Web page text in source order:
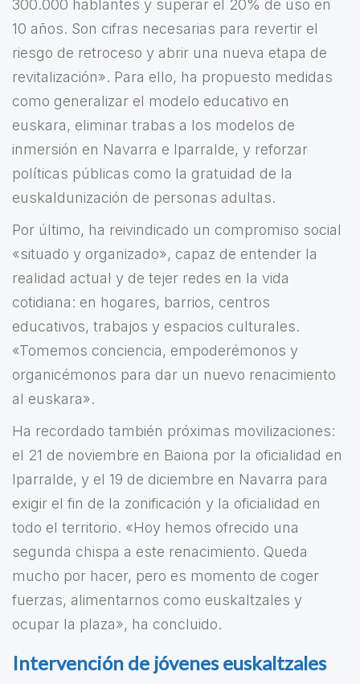
300.000 hablantes y superar el 20% de uso en
10 años. Son cifras necesarias para revertir el
riesgo de retroceso y abrir una nueva etapa de
revitalización». Para ello, ha propuesto medidas
como generalizar el modelo educativo en
euskara, eliminar trabas a los modelos de
inmersión en Navarra e Iparralde, y reforzar
políticas públicas como la gratuidad de la
euskaldunización de personas adultas.
Por último, ha reivindicado un compromiso social
«situado y organizado», capaz de entender la
realidad actual y de tejer redes en la vida
cotidiana: en hogares, barrios, centros
educativos, trabajos y espacios culturales.
«Tomemos conciencia, empoderémonos y
organicémonos para dar un nuevo renacimiento
al euskara».
Ha recordado también próximas movilizaciones:
el 21 de noviembre en Baiona por la oficialidad en
Iparralde, y el 19 de diciembre en Navarra para
exigir el fin de la zonificación y la oficialidad en
todo el territorio. «Hoy hemos ofrecido una
segunda chispa a este renacimiento. Queda
mucho por hacer, pero es momento de coger
fuerzas, alimentarnos como euskaltzales y
ocupar la plaza», ha concluido.
Intervención de jóvenes euskaltzales